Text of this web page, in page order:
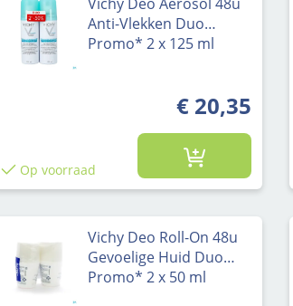
Anti-Vlekken Duo
Promo* 2 x 125 ml
€ 20,35
Op voorraad
Vichy Deo Roll-On 48u
Gevoelige Huid Duo
Promo* 2 x 50 ml